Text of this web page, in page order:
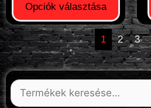
Opciók választása
1 2 3